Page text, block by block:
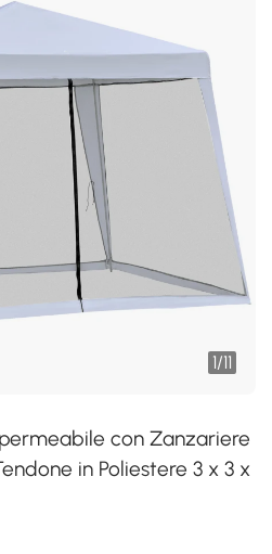
1/11
con Zanzariere
in Poliestere 3 x 3 x